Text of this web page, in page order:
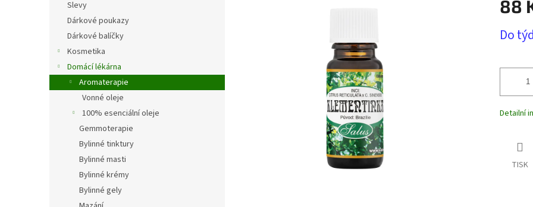
a
n
Slevy
Dárkové poukazy
Dárkové balíčky
Kosmetika
Domácí lékárna
Aromaterapie
Vonné oleje
100% esenciální oleje
Gemmoterapie
Bylinné tinktury
Bylinné masti
Bylinné krémy
Bylinné gely
88
cena:
Do
Detailní
TISK